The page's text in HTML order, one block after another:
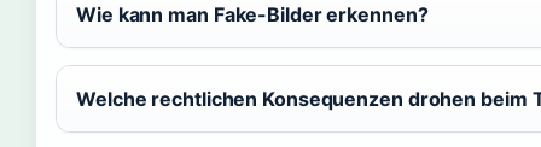
Wie kann man Fake-Bilder erkennen?
Welche rechtlichen Konsequenzen drohen beim